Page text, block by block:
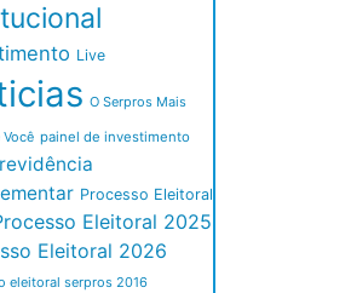
Live
O Serpros Mais
Você painel de investimento
Processo Eleitoral
Eleitoral 2025
Eleitoral 2026
eleitoral serpros 2016